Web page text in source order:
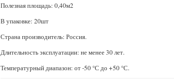
Полезная площадь: 0,40м2
В упаковке: 20шт
Страна производитель: Россия.
Длительность эксплуатации: не менее 30 лет.
Температурный диапазон: от -50 °С до +50 °С.